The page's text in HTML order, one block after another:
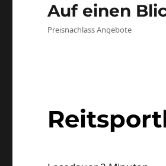
Auf einen
Preisnachlass Angebote